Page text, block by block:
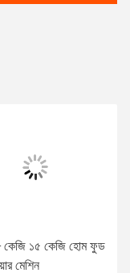
কেজি ১৫ কেজি হোম ফুড
মেশিন